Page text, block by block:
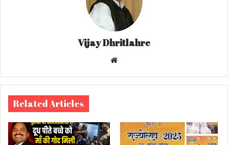
Vijay Dhritlahre
te
Related Articles